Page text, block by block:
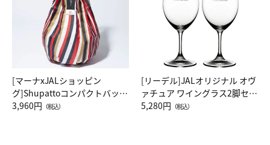
[マーナxJALショッピン
グ]Shupattoコンパクトバッグ
Drop JAL客室乗務員（LC）ス
3,960円 （税込）
[リーデル]JALオリジナル オヴ
ァチュア ワイングラス2脚セッ
ト（レッドワイン）
5,280円 （税込）